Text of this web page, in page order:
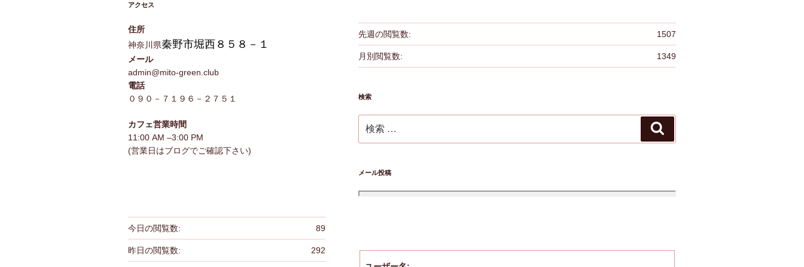
アクセス
住所
神奈川県秦野市堀西８５８－１
メール
admin@mito-green.club
電話
０９０－７１９６－２７５１
カフェ営業時間
11:00 AM –3:00 PM
(営業日はブログでご確認下さい)
89
今日の閲覧数:
292
昨日の閲覧数:
1507
先週の閲覧数:
1349
月別閲覧数:
検索
索:
索
メール投稿